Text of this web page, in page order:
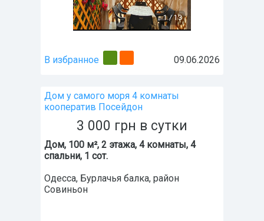
1/13
В избранное 09.06.2026
Дом у самого моря 4 комнаты
кооператив Посейдон
3 000 грн в сутки
Дом, 100 м², 2 этажа, 4 комнаты, 4
спальни, 1 сот.
Одесса, Бурлачья балка, район
Совиньон